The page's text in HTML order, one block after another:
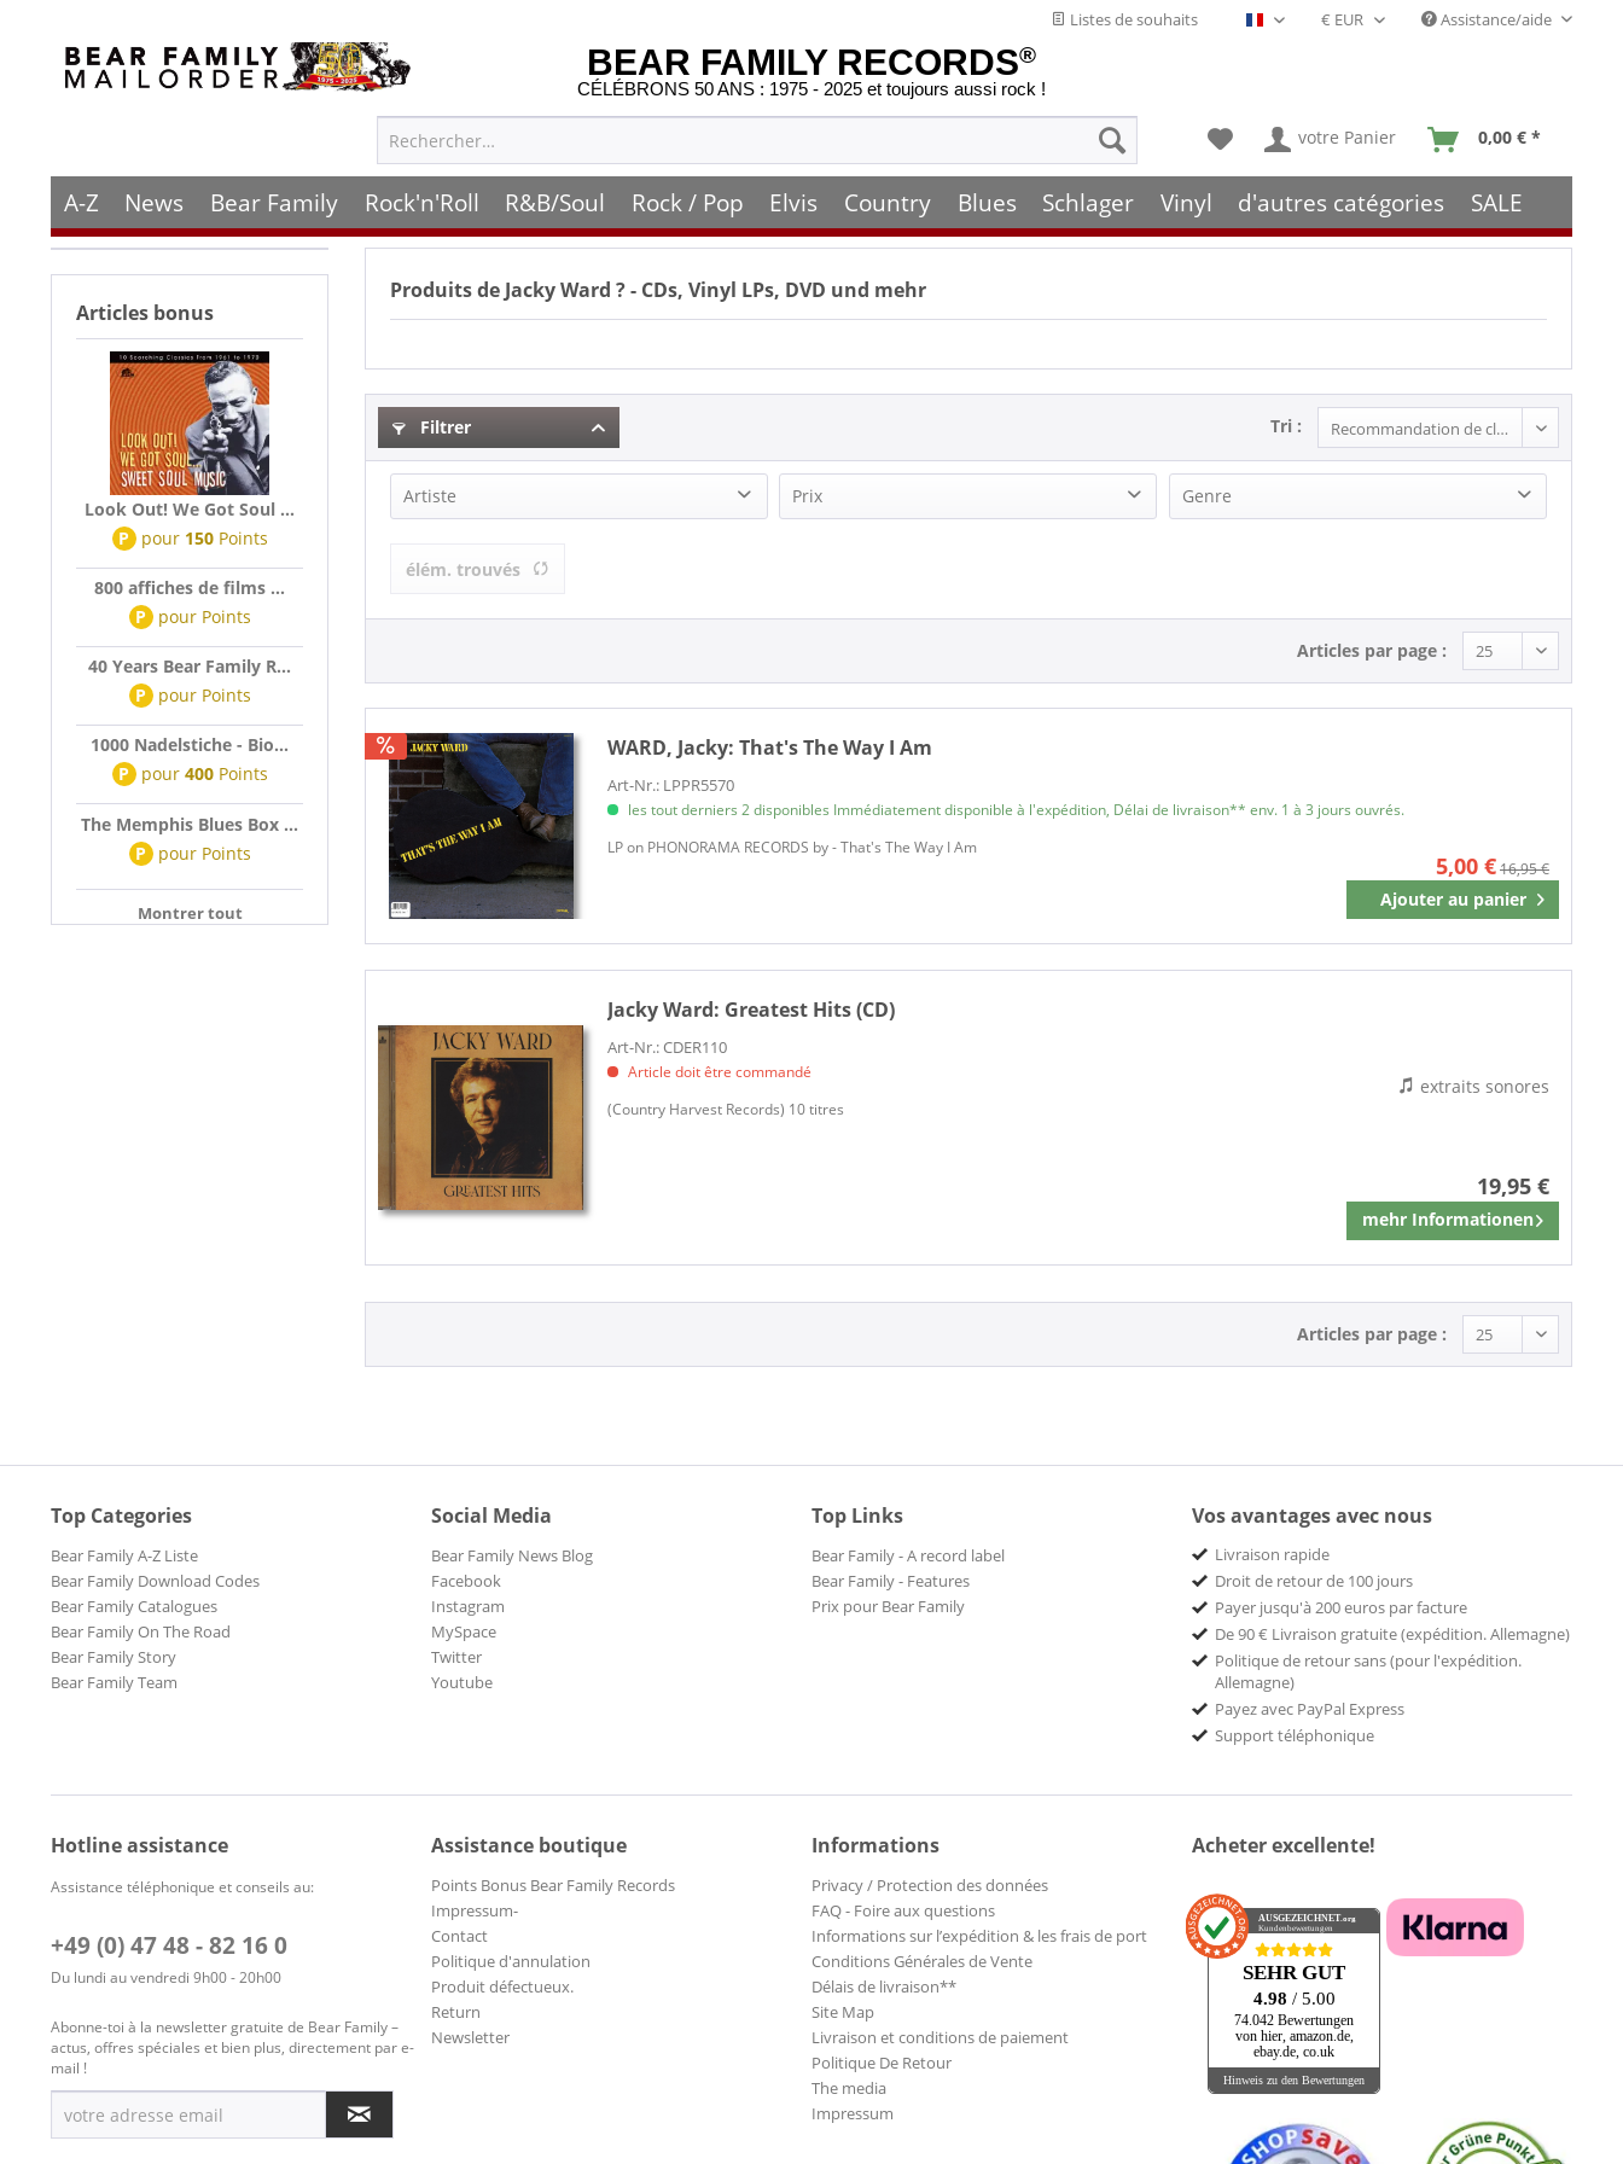
Listes de souhaits Français- FR Assistance/aide
BEAR FAMILY RECORDS®
CÉLÉBRONS 50 ANS : 1975 - 2025 et toujours aussi rock !
votre Panier 0,00 € *
A-Z News Bear Family Rock'n'Roll R&B/Soul Rock / Pop Elvis Country Blues Schlager Vinyl d'autres catégories SALE
Articles bonus
Look Out! We Got Soul ...
P pour 150Points
800 affiches de films ...
P pour Points
40 Years Bear Family R...
P pour Points
1000 Nadelstiche - Bio...
P pour 400Points
The Memphis Blues Box ...
P pour Points
Montrer tout
Produits de Jacky Ward ? - CDs, Vinyl LPs, DVD und mehr
Filtrer Tri :
Artiste
WARD, Jacky (1)
Prix Genre
élém. trouvés
Articles par page :
WARD, Jacky:That's The Way I Am
Art-Nr.: LPPR5570
les tout derniers 2 disponibles Immédiatement disponible à l'expédition, Délai de livraison** env. 1 à 3 jours ouvrés.
LP on PHONORAMA RECORDS by - That's The Way I Am
5,00 €16,95 €
Ajouter au panier
Mémoriser
Jacky Ward: Greatest Hits (CD)
Art-Nr.: CDER110
Article doit être commandé
(Country Harvest Records) 10 titres
19,95 €
mehr Informationen
Mémoriser
extraits sonores
Articles par page :
Top Categories
Bear Family A-Z Liste
Bear Family Download Codes
Bear Family Catalogues
Bear Family On The Road
Bear Family Story
Bear Family Team
Social Media
Bear Family News Blog
Facebook
Instagram
MySpace
Twitter
Youtube
Top Links
Bear Family - A record label
Bear Family - Features
Prix pour Bear Family
Vos avantages avec nous
Livraison rapide
Droit de retour de 100 jours
Payer jusqu'à 200 euros par facture
De 90 € Livraison gratuite (expédition. Allemagne)
Politique de retour sans (pour l'expédition.
Allemagne)
Payez avec PayPal Express
Support téléphonique
Hotline assistance
Assistance téléphonique et conseils au:
+49 (0) 47 48 - 82 16 0
Du lundi au vendredi 9h00 - 20h00
Abonne-toi à la newsletter gratuite de Bear Family –
actus, offres spéciales et bien plus, directement par e-
mail !
Assistance boutique
Points Bonus Bear Family Records
Impressum-
Contact
Politique d'annulation
Produit défectueux.
Return
Newsletter
Informations
Privacy / Protection des données
FAQ - Foire aux questions
Informations sur l’expédition & les frais de port
Conditions Générales de Vente
Délais de livraison**
Site Map
Livraison et conditions de paiement
Politique De Retour
The media
Impressum
Acheter excellente!
AUSGEZEICHNET.org
Kundenbewertungen
SEHR GUT
4.98 / 5.00
74.042 Bewertungen
von hier, amazon.de,
ebay.de, co.uk
Hinweis zu den Bewertungen